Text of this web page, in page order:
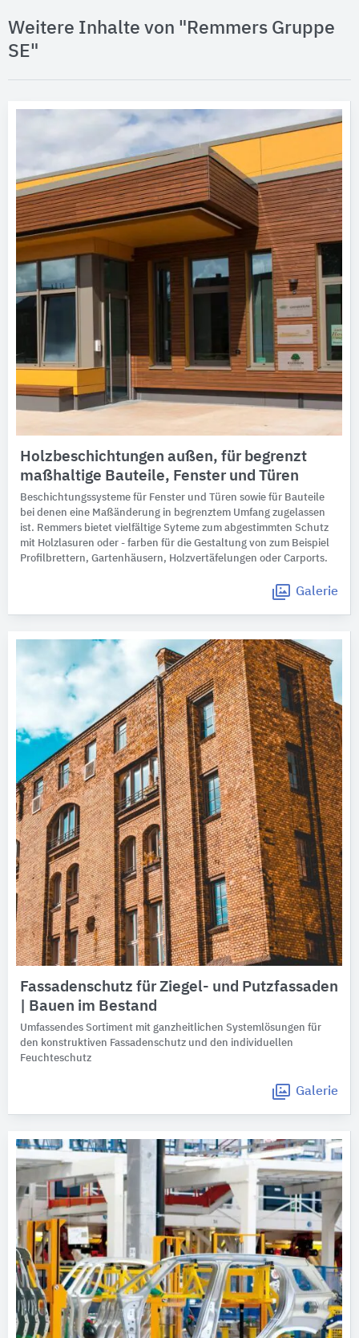
Weitere Inhalte von "Remmers Gruppe
SE"
Holzbeschichtungen außen, für begrenzt
maßhaltige Bauteile, Fenster und Türen
Beschichtungssysteme für Fenster und Türen sowie für Bauteile
bei denen eine Maßänderung in begrenztem Umfang zugelassen
ist. Remmers bietet vielfältige Syteme zum abgestimmten Schutz
mit Holzlasuren oder - farben für die Gestaltung von zum Beispiel
Profilbrettern, Gartenhäusern, Holzvertäfelungen oder Carports.
Galerie
Fassadenschutz für Ziegel- und Putzfassaden
| Bauen im Bestand
Umfassendes Sortiment mit ganzheitlichen Systemlösungen für
den konstruktiven Fassadenschutz und den individuellen
Feuchteschutz
Galerie